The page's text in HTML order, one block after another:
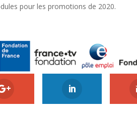
pour les promotions de 2020.